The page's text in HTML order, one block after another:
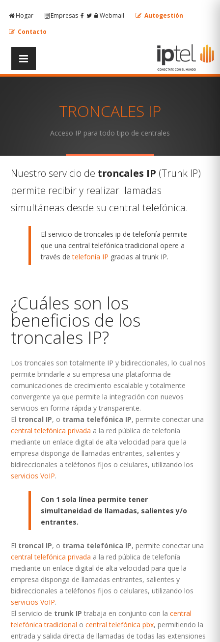
Hogar Empresas Webmail
Autogestión
Contacto
TRONCALES IP
Acceso IP para todo tipo de centrales
Nuestro servicio de troncales IP (Trunk IP)
permite recibir y realizar llamadas
simultáneas desde su central telefónica.
El servicio de troncales ip de telefonía permite
que una central telefónica tradicional opere a
través detelefonía IP gracias al trunk IP.
¿Cuáles son los
beneficios de los
troncales IP?
Los troncales son totalmente IP y bidireccionales, lo cual nos
permite brindarle a su empresa una plataforma de
comunicaciones de crecimiento escalable y totalmente
convergente ya que permite la integración con nuevos
servicios en forma rápida y transparente.
El troncal IP, o trama telefónica IP, permite conectar una
central telefónica privada a la red pública de telefonía
mediante un enlace digital de alta velocidad para que la
empresa disponga de llamadas entrantes, salientes y
bidireccionales a teléfonos fijos o celulares, utilizando los
servicios VoIP.
Con 1 sola línea permite tener
simultaneidad de llamadas, salientes y/o
entrantes.
El troncal IP, o trama telefónica IP, permite conectar una
central telefónica privada a la red pública de telefonía
mediante un enlace digital de alta velocidad para que la
empresa disponga de llamadas entrantes, salientes y
bidireccionales a teléfonos fijos o celulares, utilizando los
servicios VoIP.
El servicio de trunk IP trabaja en conjunto con lacentral
telefónica tradicional ocentral telefónica pbx, permitiendo la
entrada y salida directa de llamadas de todas las extensiones